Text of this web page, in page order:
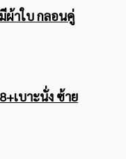
ผ้าใบ กลอนคู่
เบาะนั่ง ซ้าย